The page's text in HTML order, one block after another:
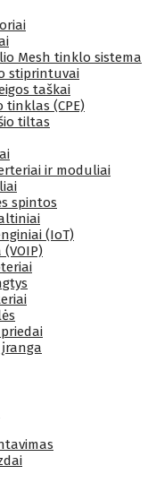
Mesh tinklo sistema
stiprintuvai
taškai
tinklas (CPE)
tiltas
ir moduliai
spintos
(IoT)